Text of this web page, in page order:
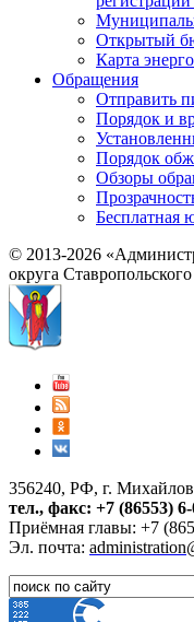
Открытый
Карта
Обращения
Отправить
Порядок и
Порядок
Обзоры
Бесплатная
© 2013-2026
округа Ставропольского
356240, РФ, г.
тел., факс: +7 (86553)
Приёмная главы: +7
Эл. почта: